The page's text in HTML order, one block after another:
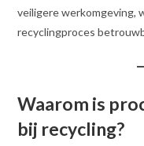
veiligere werkomgeving,
recyclingproces
Waarom is
bij recycling?